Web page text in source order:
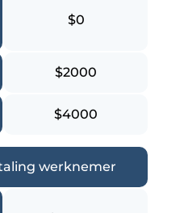
$0
$2000
$4000
werknemer